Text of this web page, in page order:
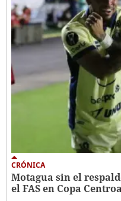
CRÓNICA
Motagua sin el
el FAS en Copa